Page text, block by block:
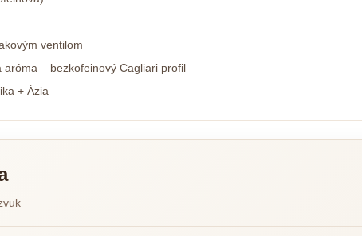
ventilom
– bezkofeinový Cagliari profil
+ Ázia